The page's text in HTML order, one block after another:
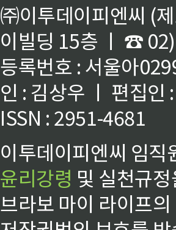
㈜이투데이피엔씨 (
이빌딩 15층 ㅣ ☎
등록번호 : 서울아
인 : 김상우 ㅣ 편집인
ISSN : 2951-4681
이투데이피엔씨 임
윤리강령 및 실천규
브라보 마이 라이프